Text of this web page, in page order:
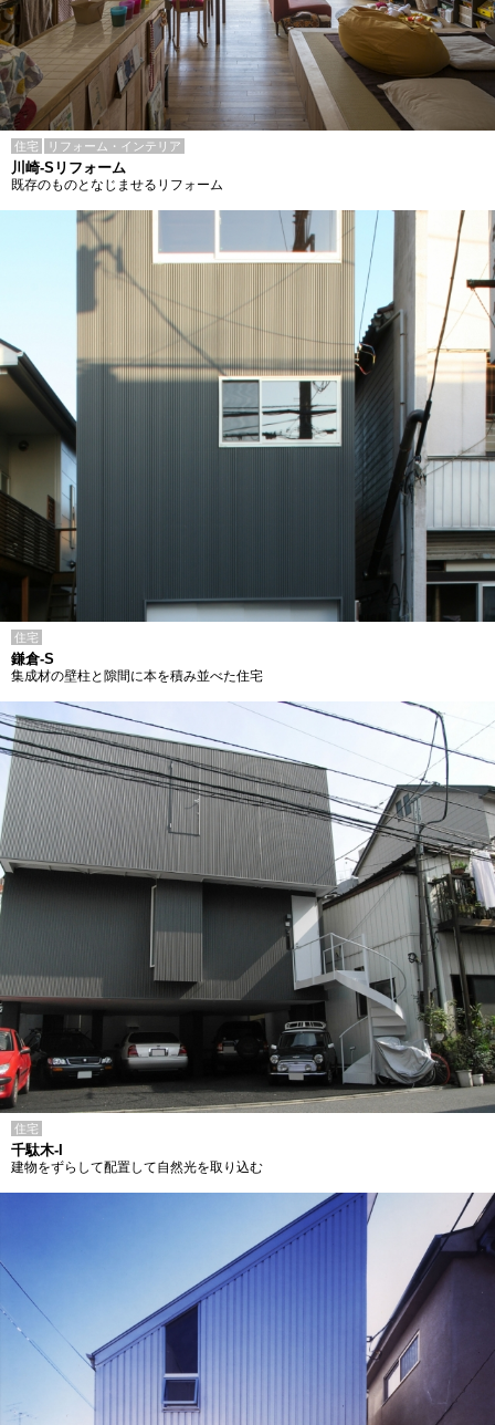
住宅 リフォーム・インテリア
川崎-Sリフォーム
既存のものとなじませるリフォーム
住宅
鎌倉-S
集成材の壁柱と隙間に本を積み並べた住宅
住宅
千駄木-I
建物をずらして配置して自然光を取り込む